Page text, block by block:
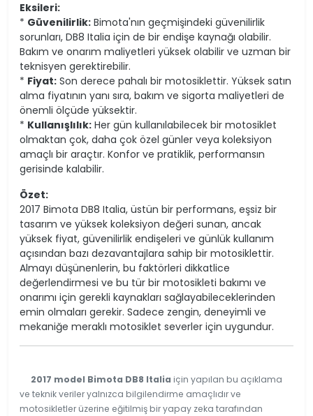
Eksileri:
* Güvenilirlik: Bimota'nın geçmişindeki güvenilirlik
sorunları, DB8 Italia için de bir endişe kaynağı olabilir.
Bakım ve onarım maliyetleri yüksek olabilir ve uzman bir
teknisyen gerektirebilir.
* Fiyat: Son derece pahalı bir motosiklettir. Yüksek satın
alma fiyatının yanı sıra, bakım ve sigorta maliyetleri de
önemli ölçüde yüksektir.
* Kullanışlılık: Her gün kullanılabilecek bir motosiklet
olmaktan çok, daha çok özel günler veya koleksiyon
amaçlı bir araçtır. Konfor ve pratiklik, performansın
gerisinde kalabilir.
Özet:
2017 Bimota DB8 Italia, üstün bir performans, eşsiz bir
tasarım ve yüksek koleksiyon değeri sunan, ancak
yüksek fiyat, güvenilirlik endişeleri ve günlük kullanım
açısından bazı dezavantajlara sahip bir motosiklettir.
Almayı düşünenlerin, bu faktörleri dikkatlice
değerlendirmesi ve bu tür bir motosikleti bakımı ve
onarımı için gerekli kaynakları sağlayabileceklerinden
emin olmaları gerekir. Sadece zengin, deneyimli ve
mekaniğe meraklı motosiklet severler için uygundur.
2017 model Bimota DB8 Italia için yapılan bu açıklama
ve teknik veriler yalnızca bilgilendirme amaçlıdır ve
motosikletler üzerine eğitilmiş bir yapay zeka tarafından